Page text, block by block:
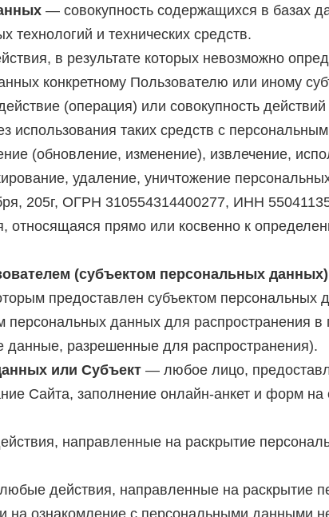
— совокупность содержащихся в базах
и технических средств.
в результате которых невозможно
конкретному Пользователю или иному
(операция) или совокупность
использования таких средств с
(обновление, изменение), извлечение,
удаление, уничтожение
205г, ОГРН 310554314400277, ИНН
прямо или косвенно к
(субъектом персональных
предоставлен субъектом персональных
данных для распространения
разрешенные для распространения).
или Субъект — любое лицо,
Сайта, заполнение онлайн-анкет и форм на
направленные на раскрытие
действия, направленные на раскрытие
на ознакомление с персональными данными